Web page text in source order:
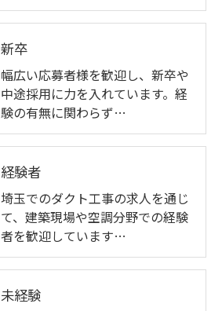
新卒
幅広い応募者様を歓迎し、新卒や
中途採用に力を入れています。経
験の有無に関わらず…
経験者
埼玉でのダクト工事の求人を通じ
て、建築現場や空調分野での経験
者を歓迎しています…
未経験